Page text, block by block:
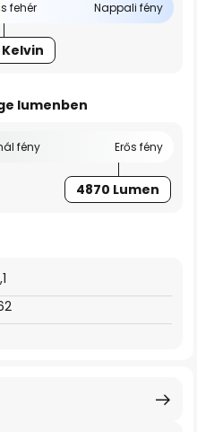
fehér Nappali fény
lumenben
fény Erős fény
4870 Lumen